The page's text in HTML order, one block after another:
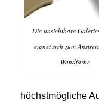
Die unsichtbare
eignet sich zum
Wandfarbe
höchstmögliche